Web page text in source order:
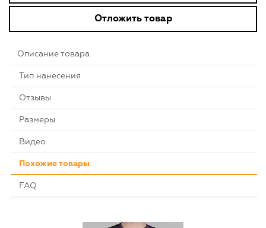
Отложить товар
Описание товара
Тип нанесения
Отзывы
Размеры
Видео
Похожие товары
FAQ